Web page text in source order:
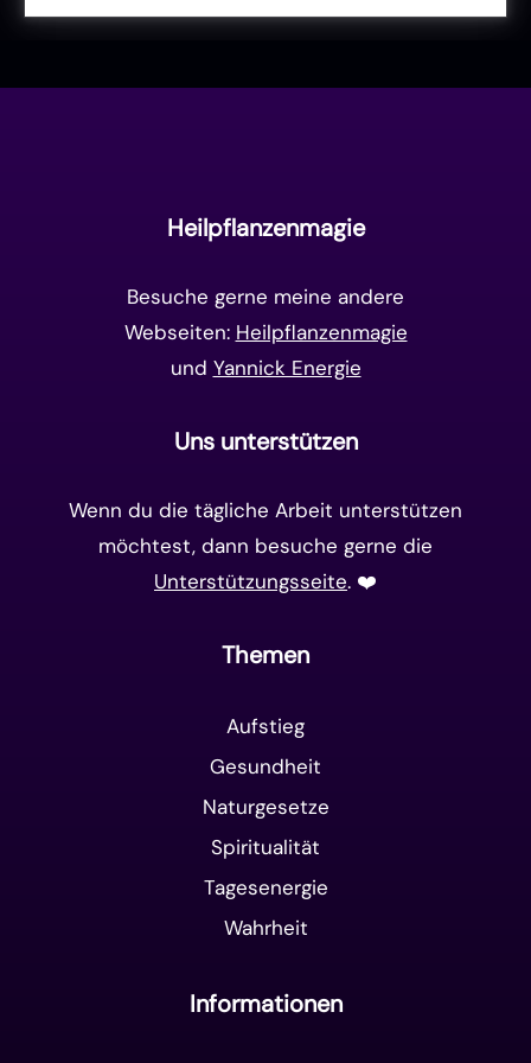
Heilpflanzenmagie
Besuche gerne meine andere
Webseiten: Heilpflanzenmagie
und Yannick Energie
Uns unterstützen
Wenn du die tägliche Arbeit unterstützen
möchtest, dann besuche gerne die
Unterstützungsseite. ❤️️
Themen
Aufstieg
Gesundheit
Naturgesetze
Spiritualität
Tagesenergie
Wahrheit
Informationen